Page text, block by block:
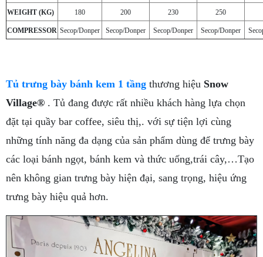
WEIGHT (KG) 180 200 230 250
COMPRESSOR Secop/Donper Secop/Donper Secop/Donper Secop/Donper
Tủ trưng bày bánh kem 1 tầng thương hiệu Snow
Village® . Tủ đang được rất nhiều khách hàng lựa chọn
đặt tại quầy bar coffee, siêu thị,. với sự tiện lợi cùng
những tính năng đa dạng của sản phẩm dùng để trưng bày
các loại bánh ngọt, bánh kem và thức uống,trái cây,…Tạo
nên không gian trưng bày hiện đại, sang trọng, hiệu ứng
trưng bày hiệu quả hơn.